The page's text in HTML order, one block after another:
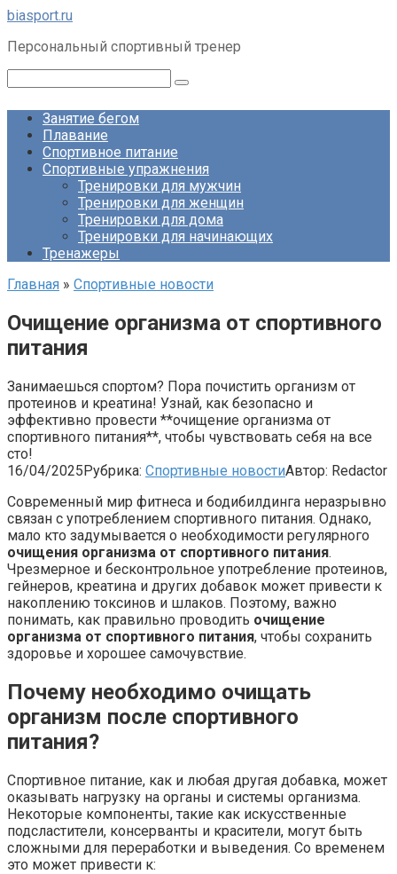
Перейти
контенту
biasport.ru
Персональный спортивный тренер
Занятие бегом
Плавание
Спортивное питание
Спортивные упражнения
Тренировки для мужчин
Тренировки для женщин
Тренировки для дома
Тренировки для начинающих
Тренажеры
Главная » Спортивные новости
Очищение организма от спортивного
питания
Занимаешься спортом? Пора почистить организм от
протеинов и креатина! Узнай, как безопасно и
эффективно провести **очищение организма от
спортивного питания**, чтобы чувствовать себя на все
сто!
16/04/2025Рубрика: Спортивные новостиАвтор: Redactor
Современный мир фитнеса и бодибилдинга неразрывно
связан с употреблением спортивного питания. Однако,
мало кто задумывается о необходимости регулярного
очищения организма от спортивного питания.
Чрезмерное и бесконтрольное употребление протеинов,
гейнеров, креатина и других добавок может привести к
накоплению токсинов и шлаков. Поэтому, важно
понимать, как правильно проводить очищение
организма от спортивного питания, чтобы сохранить
здоровье и хорошее самочувствие.
Почему необходимо очищать
организм после спортивного
питания?
Спортивное питание, как и любая другая добавка, может
оказывать нагрузку на органы и системы организма.
Некоторые компоненты, такие как искусственные
подсластители, консерванты и красители, могут быть
сложными для переработки и выведения. Со временем
это может привести к: